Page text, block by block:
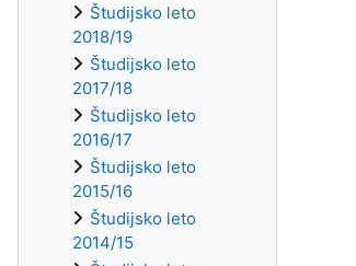
Študijsko leto
2018/19
Študijsko leto
2017/18
Študijsko leto
2016/17
Študijsko leto
2015/16
Študijsko leto
2014/15